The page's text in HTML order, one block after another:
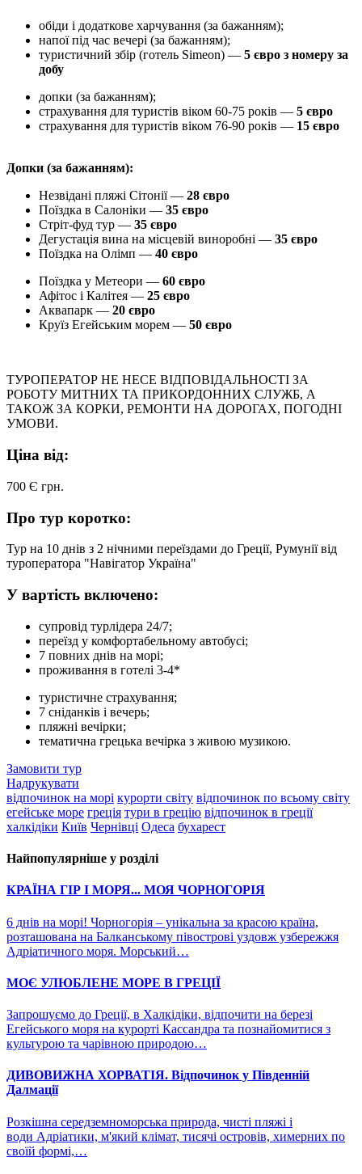
обіди і додаткове харчування (за бажанням);
напої під час вечері (за бажанням);
туристичний збір (готель Simeon) — 5 євро з номеру за
добу
допки (за бажанням);
страхування для туристів віком 60-75 років — 5 євро
страхування для туристів віком 76-90 років — 15 євро
Допки (за бажанням):
Незвідані пляжі Сітонії — 28 євро
Поїздка в Салоніки — 35 євро
Стріт-фуд тур — 35 євро
Дегустація вина на місцевій виноробні — 35 євро
Поїздка на Олімп — 40 євро
Поїздка у Метеори — 60 євро
Афітос і Калітея — 25 євро
Аквапарк — 20 євро
Круїз Егейським морем — 50 євро
ТУРОПЕРАТОР НЕ НЕСЕ ВІДПОВІДАЛЬНОСТІ ЗА
РОБОТУ МИТНИХ ТА ПРИКОРДОННИХ СЛУЖБ, А
ТАКОЖ ЗА КОРКИ, РЕМОНТИ НА ДОРОГАХ, ПОГОДНІ
УМОВИ.
Ціна від:
700 Є грн.
Про тур коротко:
Тур на 10 днів з 2 нічними переїздами до Греції, Румунії від
туроператора "Навігатор Україна"
У вартість включено:
супровід турлідера 24/7;
переїзд у комфортабельному автобусі;
7 повних днів на морі;
проживання в готелі 3-4*
туристичне страхування;
7 сніданків і вечерь;
пляжні вечірки;
тематична грецька вечірка з живою музикою.
Замовити тур
Надрукувати
відпочинок на морі курорти світу відпочинок по всьому світу
егейське море греція тури в грецію відпочинок в греції
халкідіки Київ Чернівці Одеса бухарест
Найпопулярніше у розділі
КРАЇНА ГІР І МОРЯ... МОЯ ЧОРНОГОРІЯ
6 днів на морі! Чорногорія – унікальна за красою країна,
розташована на Балканському півострові уздовж узбережжя
Адріатичного моря. Морський…
МОЄ УЛЮБЛЕНЕ МОРЕ В ГРЕЦІЇ
Запрошуємо до Греції, в Халкідіки, відпочити на березі
Егейського моря на курорті Кассандра та познайомитися з
культурою та чарівною природою…
ДИВОВИЖНА ХОРВАТІЯ. Відпочинок у Південній
Далмації
Розкішна середземноморська природа, чисті пляжі і
води Адріатики, м'який клімат, тисячі островів, химерних по
своїй формі,…